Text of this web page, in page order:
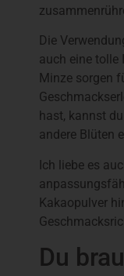
Die
auch eine tolle
Minze sorgen
hast, kannst
andere Blüten
Ich liebe es
Kakaopulver
Du